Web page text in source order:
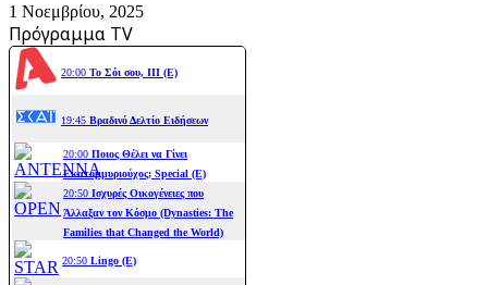
1 Νοεμβρίου, 2025
Πρόγραμμα TV